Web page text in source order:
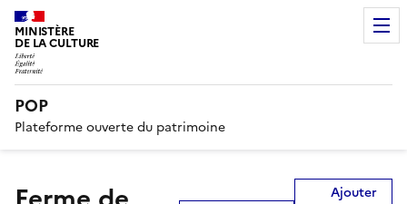
MINISTÈRE
DE LA CULTURE
POP
Plateforme ouverte du patrimoine
Ajouter